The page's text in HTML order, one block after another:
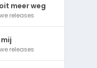
meer weg
releases
releases